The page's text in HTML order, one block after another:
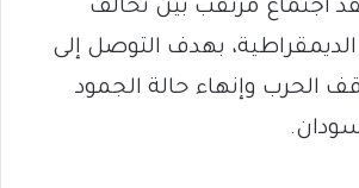
اجتماع مرتقب بين تحالف
بهدف التوصل إلى
الحرب وإنهاء حالة الجمود